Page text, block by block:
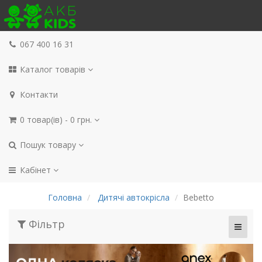
067 400 16 31
Каталог товарів
Контакти
0 товар(ів) - 0 грн.
Пошук товару
Кабінет
Головна Дитячі автокрісла Bebetto
Фільтр